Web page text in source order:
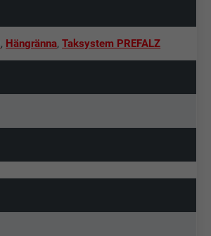
, Hängränna,Taksystem PREFALZ